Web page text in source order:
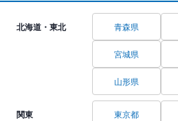
北海道・東北 青森県
宮城県
山形県
関東 東京都